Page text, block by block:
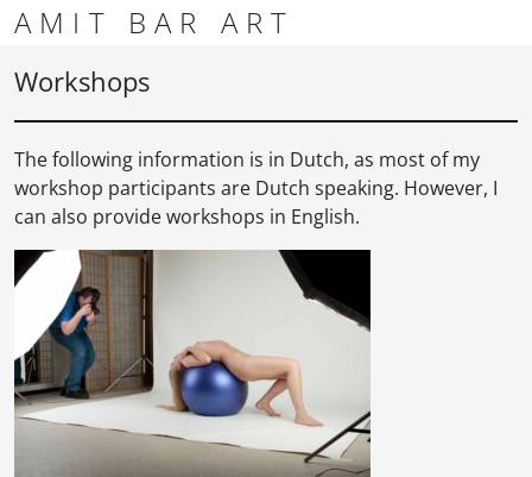
Skip to content
Skip to footer
AMIT BAR ART
Workshops
The following information is in Dutch, as most of my
workshop participants are Dutch speaking. However, I
can also provide workshops in English.